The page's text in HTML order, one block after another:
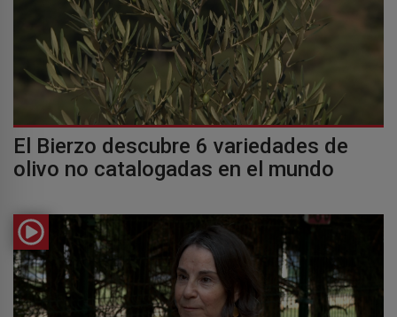
El Bierzo descubre 6 variedades de
olivo no catalogadas en el mundo